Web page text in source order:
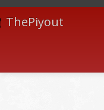
ThePiyout